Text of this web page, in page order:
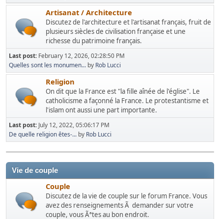
Artisanat / Architecture
Discutez de l'architecture et l'artisanat français, fruit de
plusieurs siècles de civilisation française et une
richesse du patrimoine français.
Last post: February 12, 2026, 02:28:50 PM
Quelles sont les monumen... by Rob Lucci
Religion
On dit que la France est "la fille aînée de l'église". Le
catholicisme a façonné la France. Le protestantisme et
l'islam ont aussi une part importante.
Last post: July 12, 2022, 05:06:17 PM
De quelle religion êtes-... by Rob Lucci
Vie de couple
Couple
Discutez de la vie de couple sur le forum France. Vous
avez des renseignements Ã demander sur votre
couple, vous Ãªtes au bon endroit.